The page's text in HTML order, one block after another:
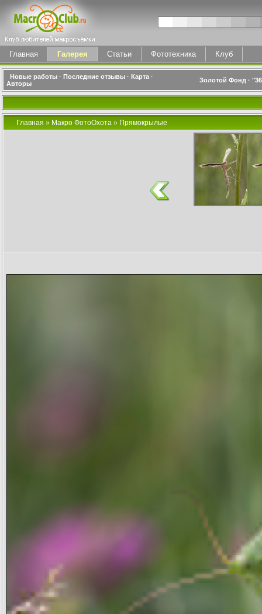
Главная Галерея Статьи Фототехника Клуб
Новые работы · Последние отзывы · Карта ·
Авторы
Золотой Фонд ·
Главная » Макро ФотоОхота» Прямокрылые